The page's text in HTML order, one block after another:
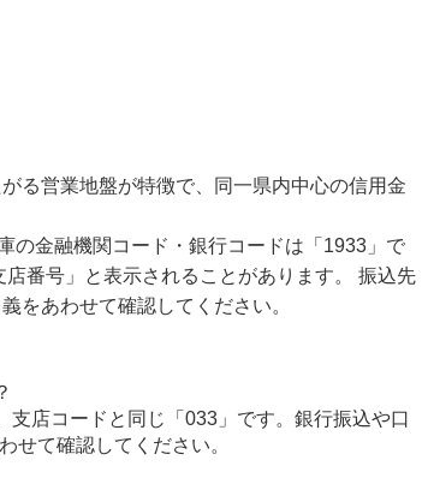
る営業地盤が特徴で、同一県内中心の信用金
の金融機関コード・銀行コードは「1933」で
番号」と表示されることがあります。 振込先
をあわせて確認してください。
店コードと同じ「033」です。銀行振込や口
せて確認してください。